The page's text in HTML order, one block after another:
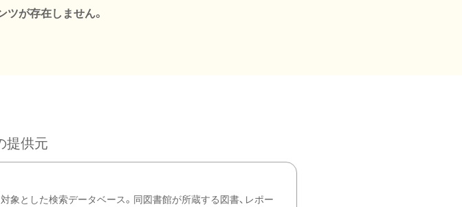
が存在しません。
提供元
象とした検索データベース。同図書館が所蔵する図書、レポー